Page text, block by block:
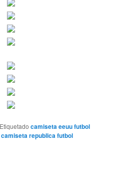
Etiquetado camiseta eeuu futbol
camiseta republica futbol